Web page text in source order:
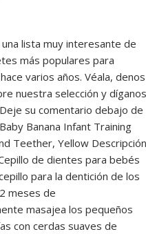
lista muy interesante de
más populares para
varios años. Véala, denos
nuestra selección y díganos
su comentario debajo de
Banana Infant Training
Teether, Yellow Descripción
de dientes para bebés
para la dentición de los
meses de
masajea los pequeños
con cerdas suaves de